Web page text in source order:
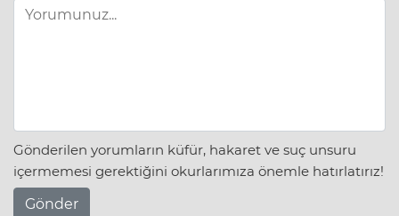
Gönderilen yorumların küfür, hakaret ve suç unsuru
içermemesi gerektiğini okurlarımıza önemle hatırlatırız!
Gönder